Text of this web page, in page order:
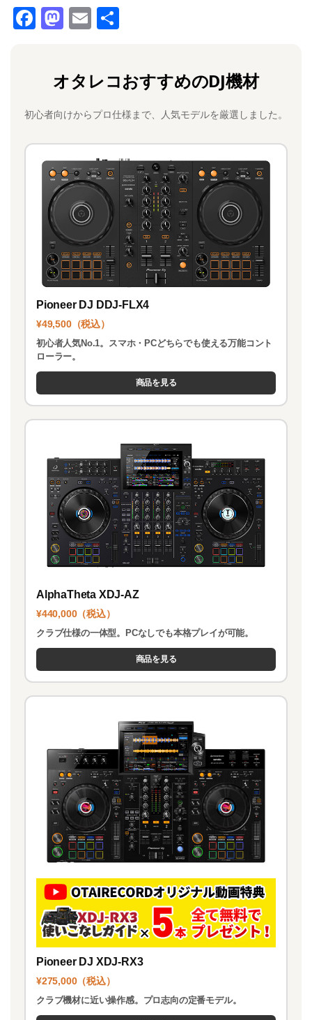
F
b
o
o
k
M
o
d
o
n
E
l
オタレコおすすめのDJ機材
初心者向けからプロ仕様まで、人気モデルを厳選しました。
Pioneer DJ DDJ-FLX4
¥49,500（税込）
初心者人気No.1。スマホ・PCどちらでも使える万能コント
ローラー。
商品を見る
AlphaTheta XDJ-AZ
¥440,000（税込）
クラブ仕様の一体型。PCなしでも本格プレイが可能。
商品を見る
Pioneer DJ XDJ-RX3
¥275,000（税込）
クラブ機材に近い操作感。プロ志向の定番モデル。